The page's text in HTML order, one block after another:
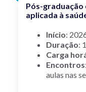
Pós-graduação
aplicada à
Início:
Duração:
Carga
Encontros
aulas nas